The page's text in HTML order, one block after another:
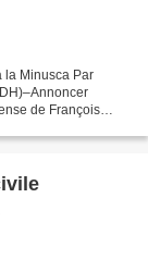
la Minusca Par
de François